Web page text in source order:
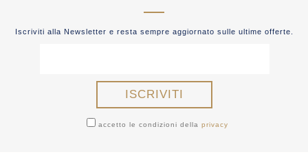
Iscriviti alla Newsletter e resta sempre aggiornato sulle ultime offerte.
accetto le condizioni dellaprivacy